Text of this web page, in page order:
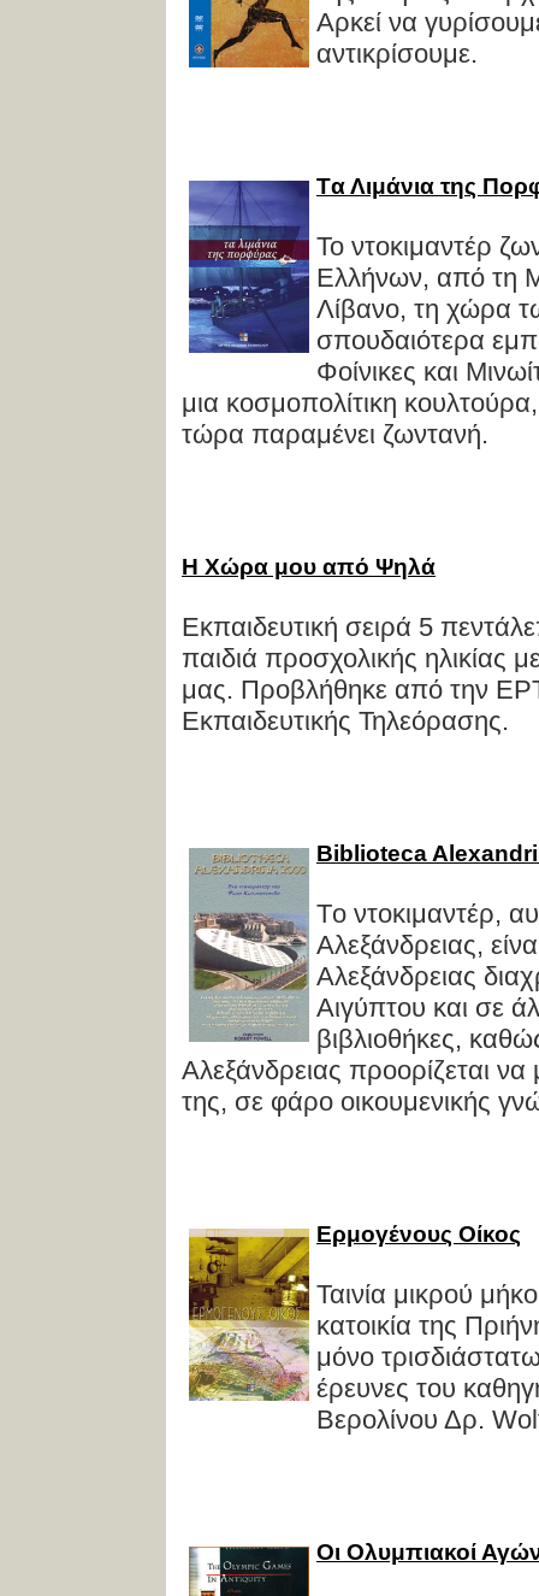
Αρκεί να
αντικρίσουμε.
Tα Λιμάνια της
Το ντοκιμαντέρ
Eλλήνων, από τη
Λίβανο, τη χώρα
σπουδαιότερα
Φοίνικες και
μια κοσμοπολίτικη
τώρα παραμένει ζωντανή.
H Χώρα μου από Ψηλά
Eκπαιδευτική σειρά 5
παιδιά προσχολικής ηλικίας
μας. Προβλήθηκε από την
Εκπαιδευτικής Τηλεόρασης.
Biblioteca
Tο ντοκιμαντέρ,
Aλεξάνδρειας,
Aλεξάνδρειας
Aιγύπτου και σε
βιβλιοθήκες,
Aλεξάνδρειας προορίζεται
της, σε φάρο οικουμενικής
Ερμογένους Οίκος
Ταινία μικρού
κατοικία της
μόνο
έρευνες του
Βερολίνου Δρ.
Οι Ολυμπιακοί